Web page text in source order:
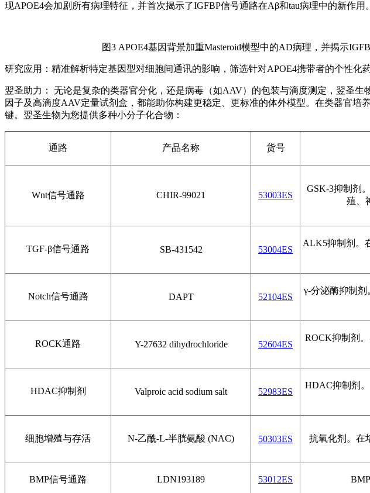
现APOE4会加剧所有病理特征，并首次揭示了IGFBP信号通路在Aβ和tau病理中的新作用。
图3 APOE4基因背景加重Masteroid模型中的AD病理，并揭示
研究应用：精准解析特定基因型对细胞间通讯的影响，筛选针对APOE4携带者的个性化药
翌圣助力： 无论是复杂的类器官分化，还是病毒（如AAV）的包装与滴度测定，翌圣生
因子及高滴度AAV定量试剂盒，都能助你构建更稳定、更标准的体外模型。在类器官培
键。翌圣生物为您提供多种小分子化合物：
通路 产品名称 货号
Wnt信号通路 CHIR-99021 53003ES
GSK-3抑制剂
殖、
TGF-β信号通路 SB-431542 53004ES
ALK5抑制剂。
Notch信号通路 DAPT 52104ES
γ-分泌酶抑制
ROCK通路 Y-27632 dihydrochloride 52604ES
ROCK抑制剂
HDAC抑制剂 Valproic acid sodium salt 52983ES
HDAC抑制剂
细胞增殖与存活 N-乙酰-L-半胱氨酸 (NAC) 50303ES 抗氧化剂。在
BMP信号通路 LDN193189 53012ES